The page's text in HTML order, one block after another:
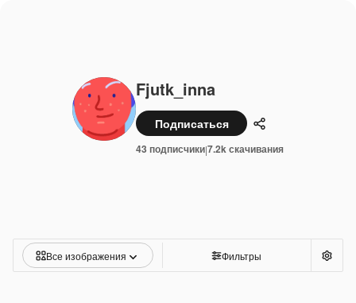
Fjutk_inna
Подписаться Поделиться
43 подписчики|7.2k скачивания
Все изображения Фильтры